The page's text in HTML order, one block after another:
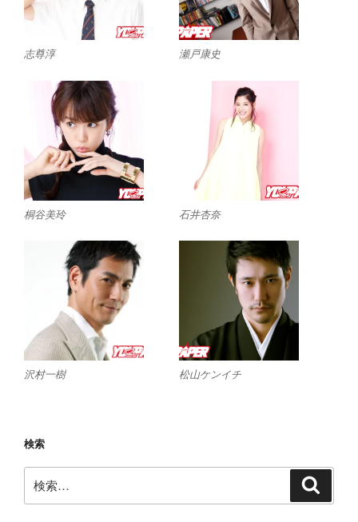
志尊淳 瀬戸康史
桐谷美玲 石井杏奈
沢村一樹 松山ケンイチ
検索
索: